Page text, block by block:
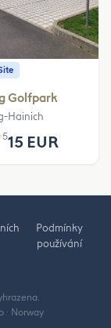
Golfpark
Hainich
515 EUR
Podmínky
používání
· Norway